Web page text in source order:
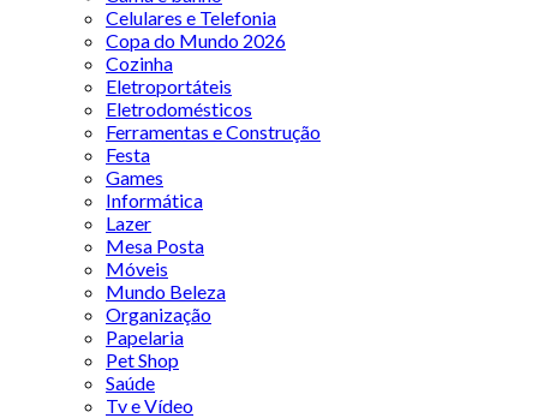
Celulares e Telefonia
Copa do Mundo 2026
Cozinha
Eletroportáteis
Eletrodomésticos
Ferramentas e Construção
Festa
Games
Informática
Lazer
Mesa Posta
Móveis
Mundo Beleza
Organização
Papelaria
Pet Shop
Saúde
Tv e Vídeo